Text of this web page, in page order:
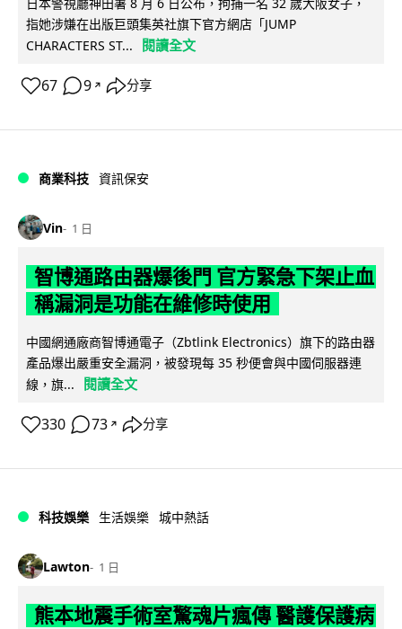
指她涉嫌在出版巨頭集英社旗下官方網店「JUMP
CHARACTERS ST...
閱讀全文
67 9 ↗ 分享
商業科技 資訊保安
Vin 1 日
智博通路由器爆後門 官方緊急下架止血
稱漏洞是功能在維修時使用
中國網通廠商智博通電子（Zbtlink Electronics）旗下的路由器
產品爆出嚴重安全漏洞，被發現每 35 秒便會與中國伺服器連
線，旗...
閱讀全文
330 73 ↗ 分享
科技娛樂 生活娛樂 城中熱話
Lawton 1 日
熊本地震手術室驚魂片瘋傳 醫護保護病